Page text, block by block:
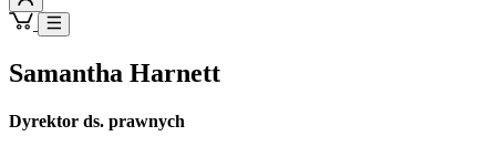
Samantha Harnett
Dyrektor ds. prawnych